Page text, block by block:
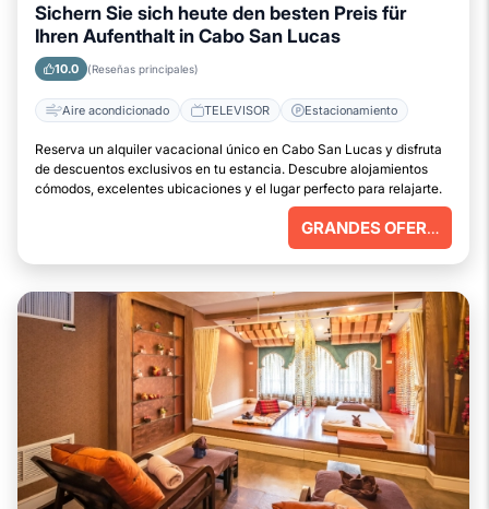
Sichern Sie sich heute den besten Preis für
Ihren Aufenthalt in Cabo San Lucas
10.0 (Reseñas principales)
Aire acondicionado TELEVISOR Estacionamiento
Reserva un alquiler vacacional único en Cabo San Lucas y disfruta
de descuentos exclusivos en tu estancia. Descubre alojamientos
cómodos, excelentes ubicaciones y el lugar perfecto para relajarte.
GRANDES OFERTAS